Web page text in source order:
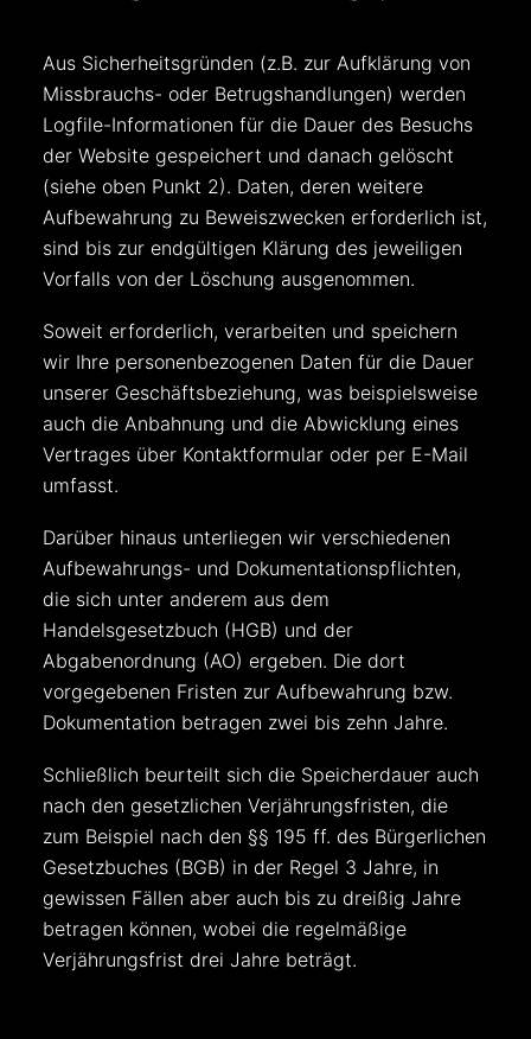
Aus Sicherheitsgründen (z.B. zur Aufklärung von
Missbrauchs- oder Betrugshandlungen) werden
Logfile-Informationen für die Dauer des Besuchs
der Website gespeichert und danach gelöscht
(siehe oben Punkt 2). Daten, deren weitere
Aufbewahrung zu Beweiszwecken erforderlich ist,
sind bis zur endgültigen Klärung des jeweiligen
Vorfalls von der Löschung ausgenommen.
Soweit erforderlich, verarbeiten und speichern
wir Ihre personenbezogenen Daten für die Dauer
unserer Geschäftsbeziehung, was beispielsweise
auch die Anbahnung und die Abwicklung eines
Vertrages über Kontaktformular oder per E-Mail
umfasst.
Darüber hinaus unterliegen wir verschiedenen
Aufbewahrungs- und Dokumentationspflichten,
die sich unter anderem aus dem
Handelsgesetzbuch (HGB) und der
Abgabenordnung (AO) ergeben. Die dort
vorgegebenen Fristen zur Aufbewahrung bzw.
Dokumentation betragen zwei bis zehn Jahre.
Schließlich beurteilt sich die Speicherdauer auch
nach den gesetzlichen Verjährungsfristen, die
zum Beispiel nach den §§ 195 ff. des Bürgerlichen
Gesetzbuches (BGB) in der Regel 3 Jahre, in
gewissen Fällen aber auch bis zu dreißig Jahre
betragen können, wobei die regelmäßige
Verjährungsfrist drei Jahre beträgt.